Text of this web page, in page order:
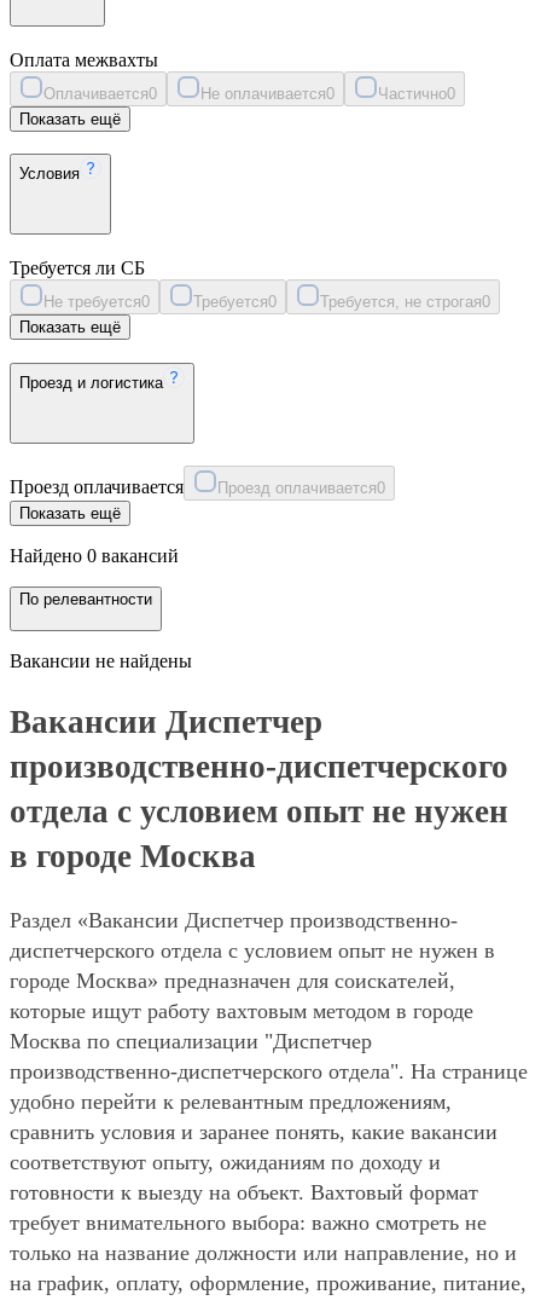
Оплата межвахты
Оплачивается0 Не оплачивается0 Частично0
Показать ещё
Условия
Требуется ли СБ
Не требуется0 Требуется0 Требуется, не строгая0
Показать ещё
Проезд и логистика
Проезд оплачивается Проезд оплачивается0
Показать ещё
Найдено 0 вакансий
По релевантности
Вакансии не найдены
Вакансии Диспетчер
производственно-диспетчерского
отдела с условием опыт не нужен
в городе Москва
Раздел «Вакансии Диспетчер производственно-
диспетчерского отдела с условием опыт не нужен в
городе Москва» предназначен для соискателей,
которые ищут работу вахтовым методом в городе
Москва по специализации "Диспетчер
производственно-диспетчерского отдела". На странице
удобно перейти к релевантным предложениям,
сравнить условия и заранее понять, какие вакансии
соответствуют опыту, ожиданиям по доходу и
готовности к выезду на объект. Вахтовый формат
требует внимательного выбора: важно смотреть не
только на название должности или направление, но и
на график, оплату, оформление, проживание, питание,